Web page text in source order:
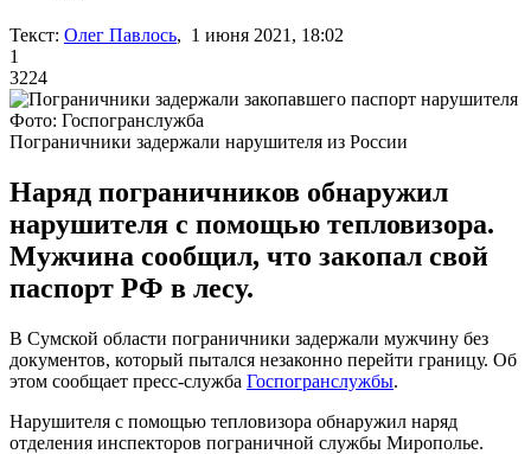
Текст: Олег Павлось, 1 июня 2021, 18:02
1
3224
Фото: Госпогранслужба
Пограничники задержали нарушителя из России
Наряд пограничников обнаружил
нарушителя с помощью тепловизора.
Мужчина сообщил, что закопал свой
паспорт РФ в лесу.
В Сумской области пограничники задержали мужчину без
документов, который пытался незаконно перейти границу. Об
этом сообщает пресс-служба Госпогранслужбы.
Нарушителя с помощью тепловизора обнаружил наряд
отделения инспекторов пограничной службы Мирополье.